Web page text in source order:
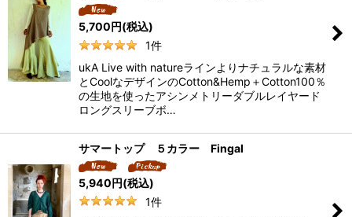
5,700円(税込)
1件
ukA Live with natureラインよりナチュラルな素材
とCoolなデザインのCotton&Hemp＋Cotton100％
の生地を使ったアシンメトリーダブルレイヤード
ロングスリーブボ…
サマートップ ５カラー Fingal
5,940円(税込)
1件